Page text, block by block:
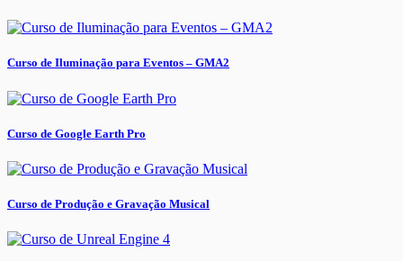
Curso de Iluminação para Eventos – GMA2
Curso de Google Earth Pro
Curso de Produção e Gravação Musical